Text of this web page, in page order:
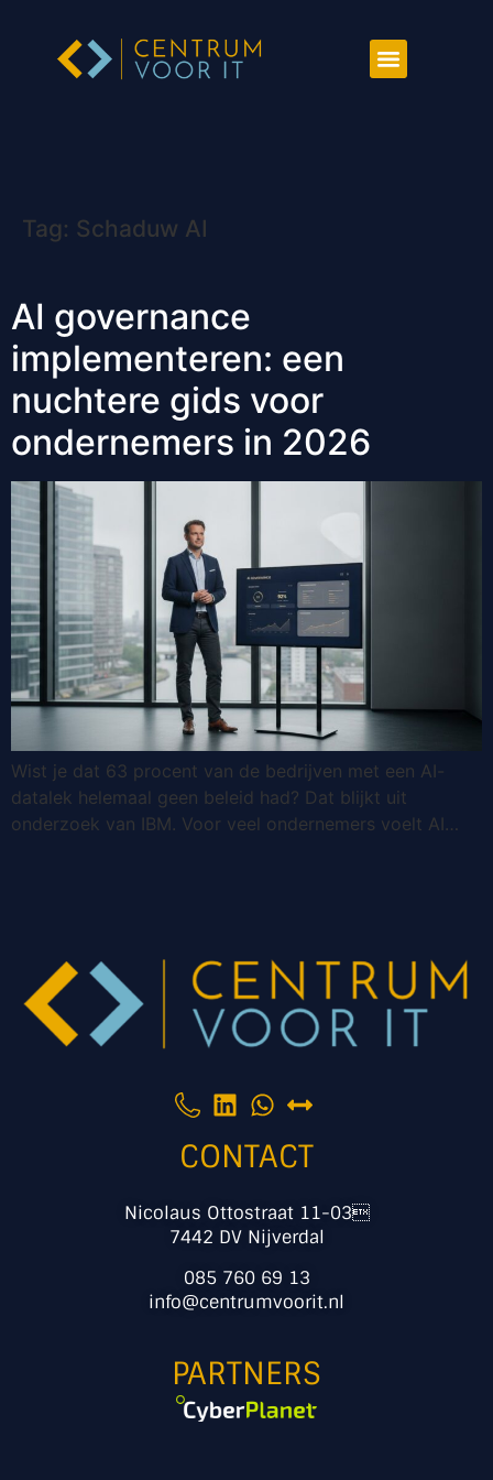
Tag: Schaduw AI
AI governance
implementeren: een
nuchtere gids voor
ondernemers in 2026
Wist je dat 63 procent van de bedrijven met een AI-
datalek helemaal geen beleid had? Dat blijkt uit
onderzoek van IBM. Voor veel ondernemers voelt AI…
CONTACT
Nicolaus Ottostraat 11-03
7442 DV Nijverdal
085 760 69 13
info@centrumvoorit.nl
PARTNERS